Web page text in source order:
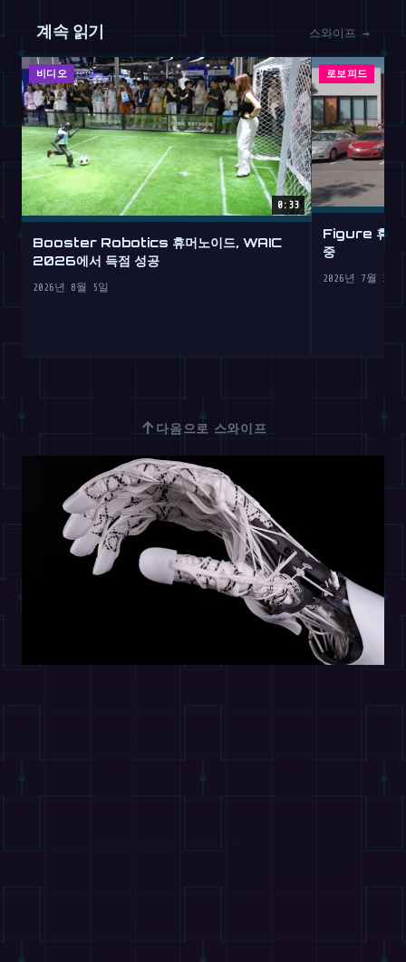
계속 읽기 스와이프 →
비디오
0:33
Booster Robotics 휴머노이드, WAIC
2026에서 득점 성공
2026년 8월 5일
로보피드
Figure 휴머
중
2026년 7월 30일
↑ 다음으로 스와이프